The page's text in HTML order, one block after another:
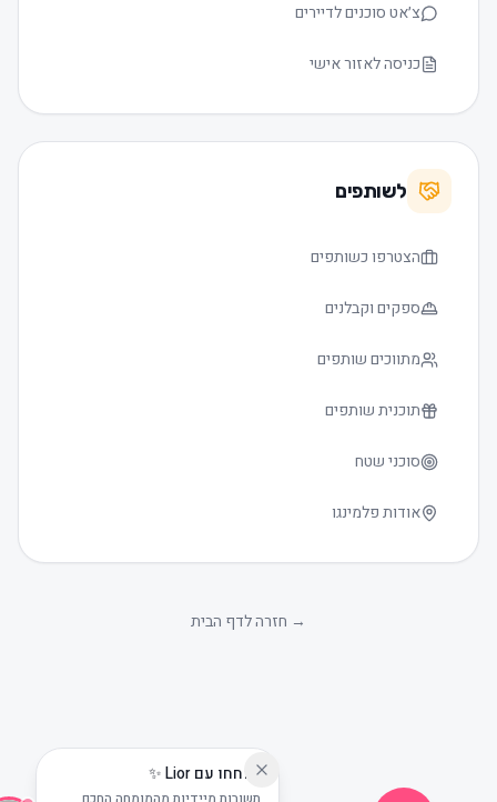
גודל טקסט
שוחחו עם Lior ✨
צ׳אט סוכנים לדיירים
כניסה לאזור אישי
לשותפים
הצטרפו כשותפים
ספקים וקבלנים
מתווכים שותפים
תוכנית שותפים
סוכני שטח
אודות פלמינגו
חזרה לדף הבית